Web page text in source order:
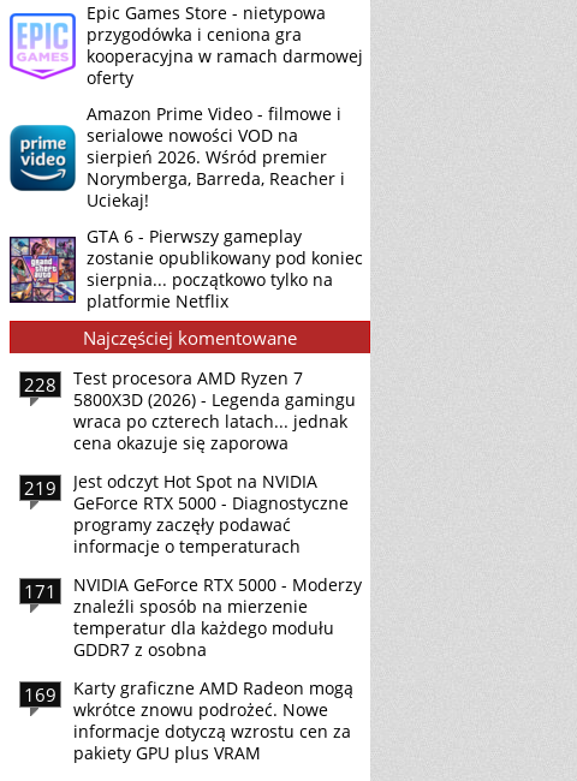
Epic Games Store - nietypowa
przygodówka i ceniona gra
kooperacyjna w ramach darmowej
oferty
Amazon Prime Video - filmowe i
serialowe nowości VOD na
sierpień 2026. Wśród premier
Norymberga, Barreda, Reacher i
Uciekaj!
GTA 6 - Pierwszy gameplay
zostanie opublikowany pod koniec
sierpnia... początkowo tylko na
platformie Netflix
Najczęściej komentowane
228
Test procesora AMD Ryzen 7
5800X3D (2026) - Legenda gamingu
wraca po czterech latach... jednak
cena okazuje się zaporowa
219
Jest odczyt Hot Spot na NVIDIA
GeForce RTX 5000 - Diagnostyczne
programy zaczęły podawać
informacje o temperaturach
171
NVIDIA GeForce RTX 5000 - Moderzy
znaleźli sposób na mierzenie
temperatur dla każdego modułu
GDDR7 z osobna
169
Karty graficzne AMD Radeon mogą
wkrótce znowu podrożeć. Nowe
informacje dotyczą wzrostu cen za
pakiety GPU plus VRAM